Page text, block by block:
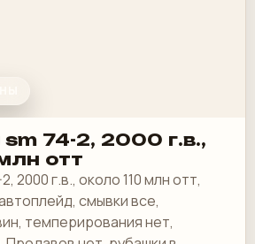
74-2, 2000 г.в.,
отт
2000 г.в., около 110 млн отт,
смывки все,
темперирования нет,